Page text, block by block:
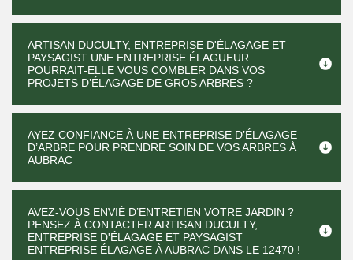
ARTISAN DUCULTY, ENTREPRISE D'ÉLAGAGE ET
PAYSAGIST UNE ENTREPRISE ÉLAGUEUR
POURRAIT-ELLE VOUS COMBLER DANS VOS
PROJETS D’ÉLAGAGE DE GROS ARBRES ?
AYEZ CONFIANCE À UNE ENTREPRISE D’ÉLAGAGE
D’ARBRE POUR PRENDRE SOIN DE VOS ARBRES À
AUBRAC
AVEZ-VOUS ENVIÉ D’ENTRETIEN VOTRE JARDIN ?
PENSEZ À CONTACTER ARTISAN DUCULTY,
ENTREPRISE D'ÉLAGAGE ET PAYSAGIST
ENTREPRISE ÉLAGAGE À AUBRAC DANS LE 12470 !